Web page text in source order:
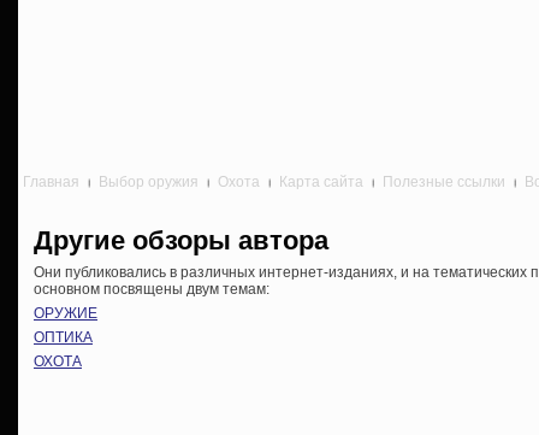
Главная Выбор оружия Охота Карта сайта Полезные ссылки
Другие обзоры автора
Они публиковались в различных интернет-изданиях, и на тематических
основном посвящены двум темам:
ОРУЖИЕ
ОПТИКА
ОХОТА